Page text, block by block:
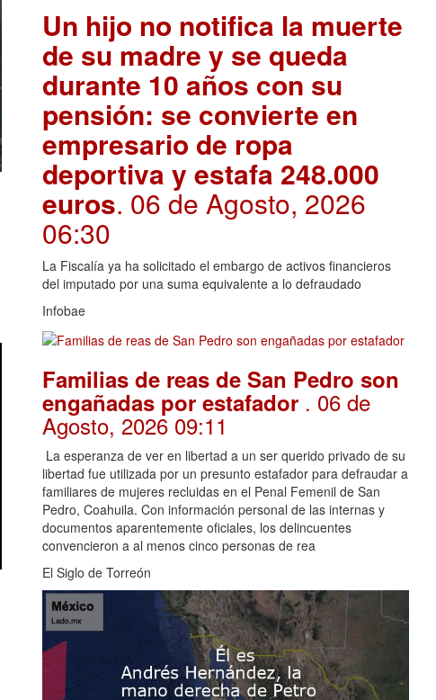
Un hijo no notifica la muerte
de su madre y se queda
durante 10 años con su
pensión: se convierte en
empresario de ropa
deportiva y estafa 248.000
euros. 06 de Agosto, 2026
06:30
La Fiscalía ya ha solicitado el embargo de activos financieros
del imputado por una suma equivalente a lo defraudado
Infobae
Familias de reas de San Pedro son
engañadas por estafador . 06 de
Agosto, 2026 09:11
La esperanza de ver en libertad a un ser querido privado de su
libertad fue utilizada por un presunto estafador para defraudar a
familiares de mujeres recluidas en el Penal Femenil de San
Pedro, Coahuila. Con información personal de las internas y
documentos aparentemente oficiales, los delincuentes
convencieron a al menos cinco personas de rea
El Siglo de Torreón